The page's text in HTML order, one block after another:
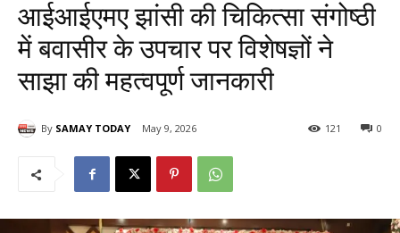
आईआईएमए झांसी की चिकित्सा संगोष्ठी
में बवासीर के उपचार पर विशेषज्ञों ने
साझा की महत्वपूर्ण जानकारी
By SAMAY TODAY May 9, 2026 0
121